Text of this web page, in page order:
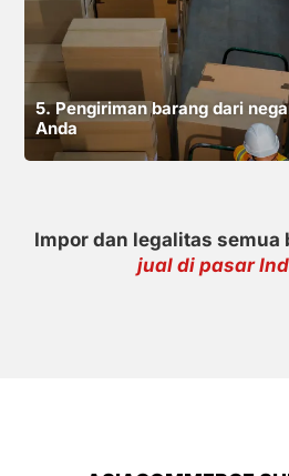
5. Pengiriman barang dari
Anda
Impor dan legalitas semua
jual di pasar